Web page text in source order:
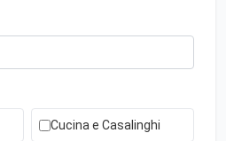
Cucina e Casalinghi